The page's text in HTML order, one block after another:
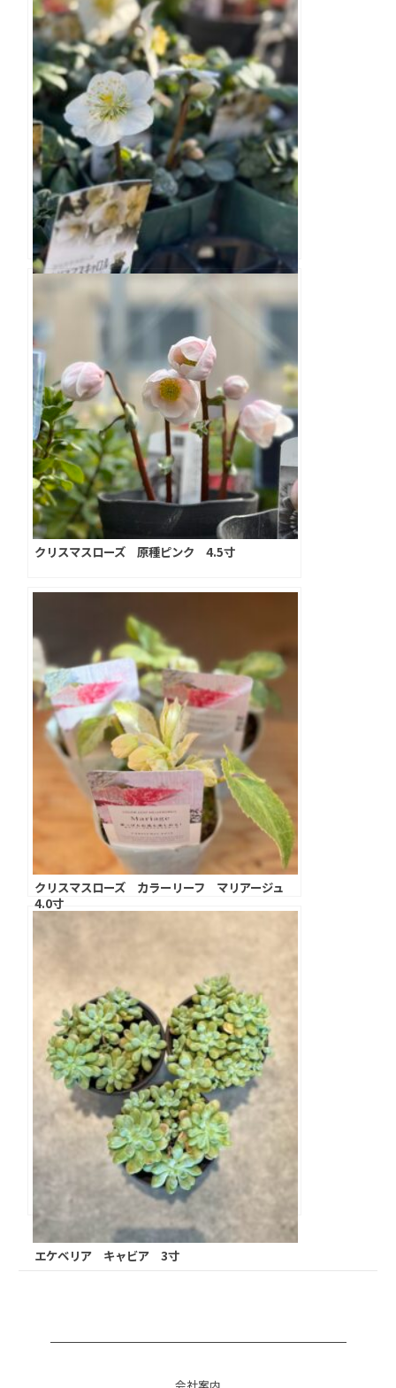
クリスマスローズ ニゲル クリスマスキャロル
4.0寸
クリスマスローズ 原種ピンク 4.5寸
クリスマスローズ カラーリーフ マリアージュ
4.0寸
エケベリア キャビア 3寸